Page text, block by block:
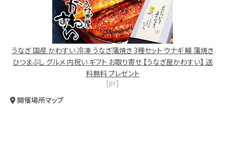
うなぎ 国産 かわすい 冷凍 うなぎ蒲焼き 3種セット ウナギ 鰻 蒲焼き
ひつまぶし グルメ 内祝い ギフト お取り寄せ 【うなぎ屋かわすい】 送
料無料 プレゼント
[pr]
開催場所マップ